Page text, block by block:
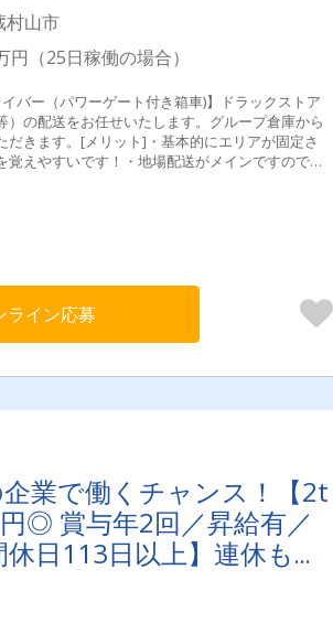
村山市
円（25日稼働の場合）
バー（パワーゲート付き箱車)】ドラックストア
）の配送をお任せいたします。グループ倉庫から
だきます。[メリット]・基本的にエリアが固定さ
覚えやすいです！・地場配送がメインですので、
りません
ライン応募
企業で働くチャンス！【2t
◎ 賞与年2回／昇給有／
日113日以上】連休もあ
東京ユニオン物流でド